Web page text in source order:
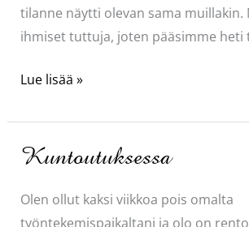
tilanne näytti olevan sama muillakin.
ihmiset tuttuja, joten pääsimme heti
Kuntoutusta
Lue lisää »
Kuntoutuksessa
Olen ollut kaksi viikkoa pois omalta
työntekemispaikaltani ja olo on